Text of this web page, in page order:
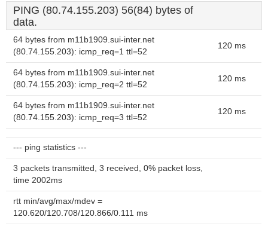
PING (80.74.155.203) 56(84) bytes of
data.
64 bytes from m11b1909.sui-inter.net
(80.74.155.203): icmp_req=1 ttl=52
120 ms
64 bytes from m11b1909.sui-inter.net
(80.74.155.203): icmp_req=2 ttl=52
120 ms
64 bytes from m11b1909.sui-inter.net
(80.74.155.203): icmp_req=3 ttl=52
120 ms
--- ping statistics ---
3 packets transmitted, 3 received, 0% packet loss,
time 2002ms
rtt min/avg/max/mdev =
120.620/120.708/120.866/0.111 ms